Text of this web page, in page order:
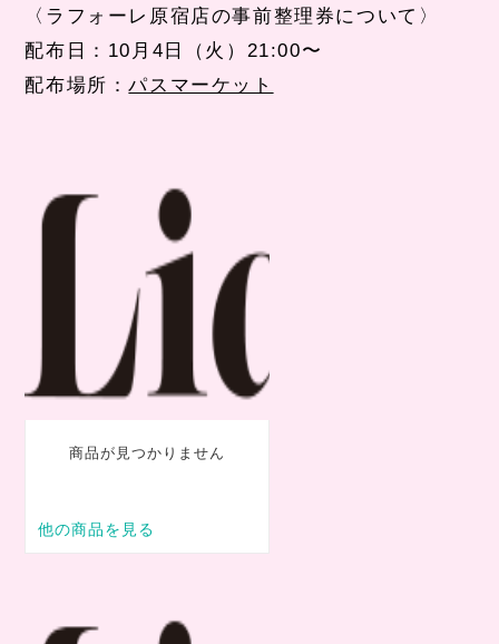
〈ラフォーレ原宿店の事前整理券について〉
配布日： 10 月 4 日（火） 21:00〜
配布場所：パスマーケット